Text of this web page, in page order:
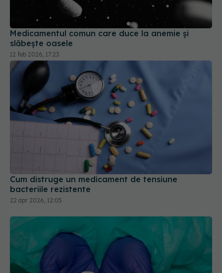
Medicamentul comun care duce la anemie și
slăbește oasele
12 feb 2026, 17:23
Cum distruge un medicament de tensiune
bacteriile rezistente
22 apr 2026, 12:05